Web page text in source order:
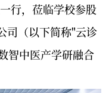
行，莅临学校参股
司（以下简称"云诊
智中医产学研融合